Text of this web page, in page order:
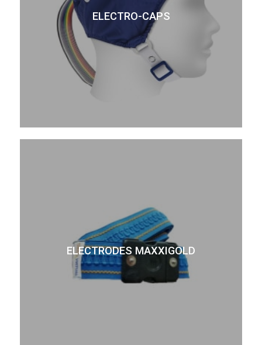
ELECTRO-CAPS
ELECTRODES MAXXIGOLD